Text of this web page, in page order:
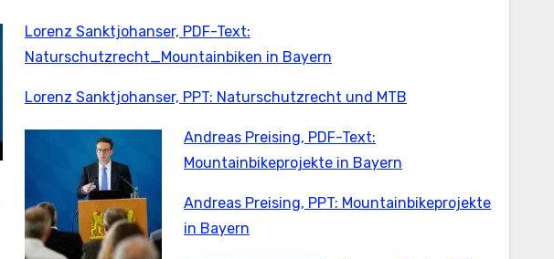
Lorenz Sanktjohanser, PDF-Text:
Naturschutzrecht_Mountainbiken in Bayern
Lorenz Sanktjohanser, PPT: Naturschutzrecht und MTB
Andreas Preising, PDF-Text:
Mountainbikeprojekte in Bayern
Andreas Preising, PPT: Mountainbikeprojekte
in Bayern